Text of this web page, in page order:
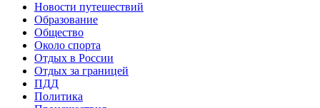
Новости путешествий
Образование
Общество
Около спорта
Отдых в России
Отдых за границей
ПДД
Политика